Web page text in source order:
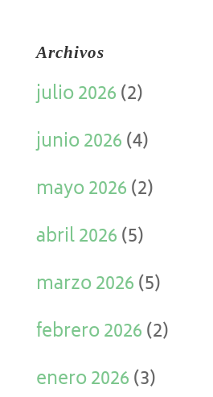
Archivos
julio 2026(2)
junio 2026(4)
mayo 2026(2)
abril 2026(5)
marzo 2026(5)
febrero 2026(2)
enero 2026(3)